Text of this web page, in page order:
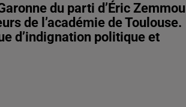
du parti d’Éric
de l’académie de Toulouse.
d’indignation politique et